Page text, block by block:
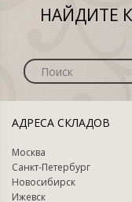
НАЙДИТЕ
АДРЕСА СКЛАДОВ
Москва
Санкт-Петербург
Новосибирск
Ижевск